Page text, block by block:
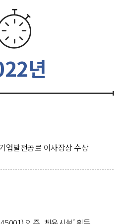
년
업발전공로 이사장상 수상